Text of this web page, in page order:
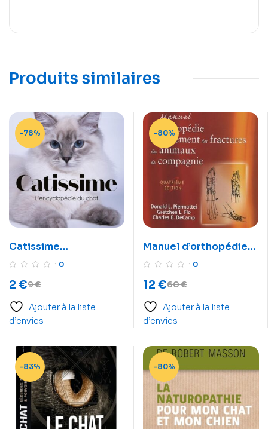
Produits similaires
-78%
Catissime
l’encyclopédie du chat
0
9€
2 €
Ajouter à la liste
d’envies
-80%
Manuel d’orthopédie
et traitement des
de compagnie
0
60€
12 €
Ajouter à la liste
d’envies
-83% -80%